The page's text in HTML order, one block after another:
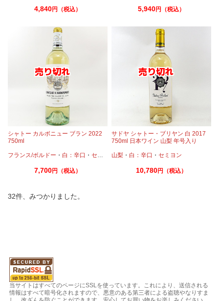
4,840円（税込） 5,940円（税込）
シャトー カルボニュー ブラン 2022
750ml
フランス/ボルドー ・ 白：辛口 ・ セミヨン ・ソーヴィニオンブラン
7,700円（税込）
サドヤ シャトー・ブリヤン 白 2017
750ml 日本ワイン 山梨 年号入り
山梨 ・ 白：辛口 ・セミヨン
10,780円（税込）
32件、みつかりました。
当サイトはすべてのページにSSLを使っています。これにより、送信される
情報はすべて暗号化されますので、悪意のある第三者による盗聴やなりすま